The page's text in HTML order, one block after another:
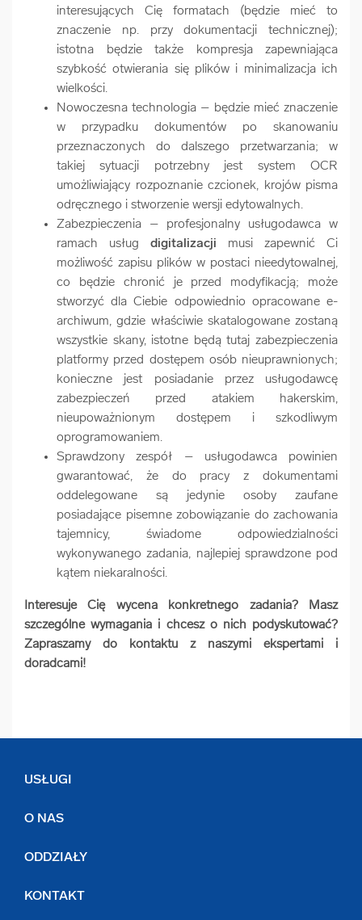
interesujących Cię formatach (będzie mieć to
znaczenie np. przy dokumentacji technicznej);
istotna będzie także kompresja zapewniająca
szybkość otwierania się plików i minimalizacja ich
wielkości.
Nowoczesna technologia – będzie mieć znaczenie
w przypadku dokumentów po skanowaniu
przeznaczonych do dalszego przetwarzania; w
takiej sytuacji potrzebny jest system OCR
umożliwiający rozpoznanie czcionek, krojów pisma
odręcznego i stworzenie wersji edytowalnych.
Zabezpieczenia – profesjonalny usługodawca w
ramach usług digitalizacji musi zapewnić Ci
możliwość zapisu plików w postaci nieedytowalnej,
co będzie chronić je przed modyfikacją; może
stworzyć dla Ciebie odpowiednio opracowane e-
archiwum, gdzie właściwie skatalogowane zostaną
wszystkie skany, istotne będą tutaj zabezpieczenia
platformy przed dostępem osób nieuprawnionych;
konieczne jest posiadanie przez usługodawcę
zabezpieczeń przed atakiem hakerskim,
nieupoważnionym dostępem i szkodliwym
oprogramowaniem.
Sprawdzony zespół – usługodawca powinien
gwarantować, że do pracy z dokumentami
oddelegowane są jedynie osoby zaufane
posiadające pisemne zobowiązanie do zachowania
tajemnicy, świadome odpowiedzialności
wykonywanego zadania, najlepiej sprawdzone pod
kątem niekaralności.
Interesuje Cię wycena konkretnego zadania? Masz
szczególne wymagania i chcesz o nich podyskutować?
Zapraszamy do kontaktu z naszymi ekspertami i
doradcami!
USŁUGI
O NAS
ODDZIAŁY
KONTAKT